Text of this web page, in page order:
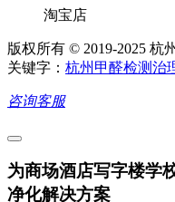
淘宝店
版权所有 © 2019-2025 杭
关键字： 杭州甲醛检测治
咨询客服
为商场酒店写字楼学
净化解决方案